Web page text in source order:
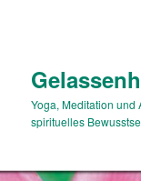
Yoga, Meditation und
spirituelles